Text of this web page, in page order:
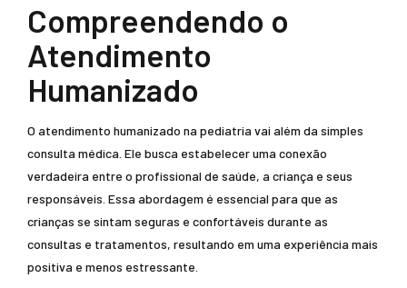
Compreendendo o
Atendimento
Humanizado
O atendimento humanizado na pediatria vai além da simples
consulta médica. Ele busca estabelecer uma conexão
verdadeira entre o profissional de saúde, a criança e seus
responsáveis. Essa abordagem é essencial para que as
crianças se sintam seguras e confortáveis durante as
consultas e tratamentos, resultando em uma experiência mais
positiva e menos estressante.